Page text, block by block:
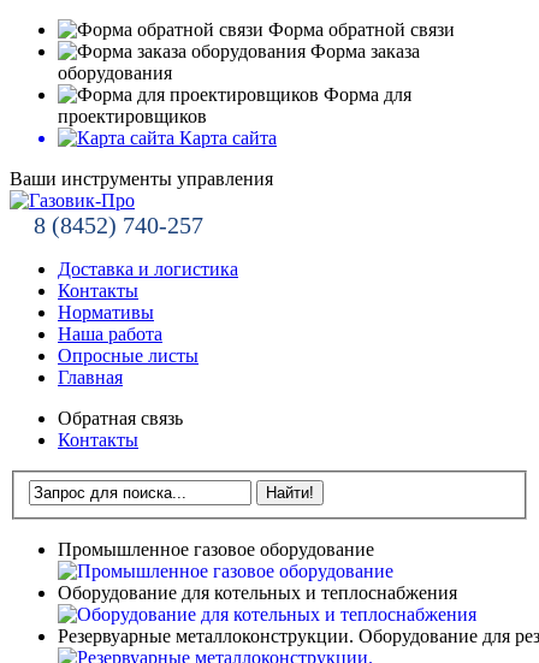
Форма обратной связи
Форма заказа
оборудования
Форма для
проектировщиков
Карта сайта
Ваши инструменты управления
8 (8452) 740-257
Доставка и логистика
Контакты
Нормативы
Наша работа
Опросные листы
Главная
Обратная связь
Контакты
Промышленное газовое оборудование
Оборудование для котельных и теплоснабжения
Резервуарные металлоконструкции. Оборудование для